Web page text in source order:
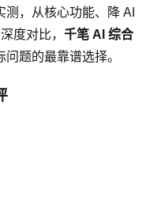
，从核心功能、降 AI
度对比， 千笔 AI 综合
题的最靠谱选择。